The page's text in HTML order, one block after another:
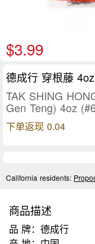
$3.99
德成行 穿根藤
TAK SHING
Gen Teng) 4oz
下单返现 0.04
California residents:
商品描述
品 牌：德成行